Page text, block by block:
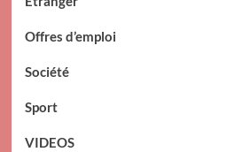
Offres d’emploi
Société
Sport
VIDEOS